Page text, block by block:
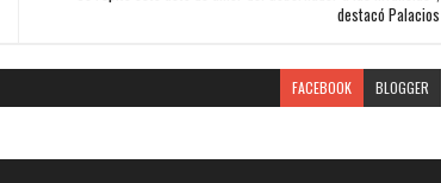
destacó Palacios
FACEBOOK BLOGGER